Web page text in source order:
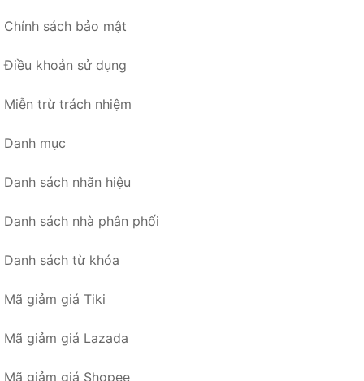
Chính sách bảo mật
Điều khoản sử dụng
Miễn trừ trách nhiệm
Danh mục
Danh sách nhãn hiệu
Danh sách nhà phân phối
Danh sách từ khóa
Mã giảm giá Tiki
Mã giảm giá Lazada
Mã giảm giá Shopee